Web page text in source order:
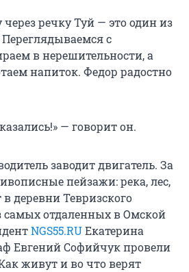
речку Туй — это один из
с
в нерешительности, а
напиток. Федор радостно
— говорит он.
заводит двигатель. За
пейзажи: река, лес,
деревни Тевризского
самых отдаленных в Омской
NGS55.RUЕкатерина
Евгений Софийчук провели
живут и во что верят